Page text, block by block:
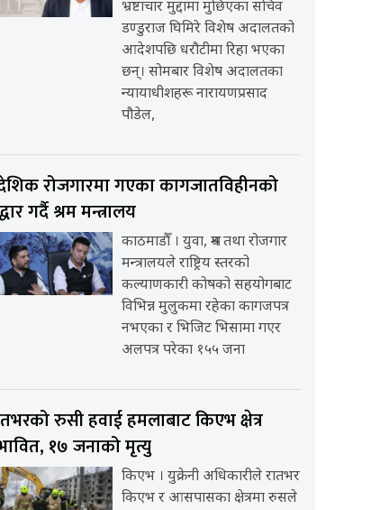
भ्रष्टाचार मुद्दामा मुछिएका सचिव
डण्डुराज घिमिरे विशेष अदालतको
आदेशपछि धरौटीमा रिहा भएका
छन्। सोमबार विशेष अदालतका
न्यायाधीशहरू नारायणप्रसाद
पौडेल,
रोजगारमा गएका कागजातविहीनको
गर्दै श्रम मन्त्रालय
काठमाडौँ । युवा, श्रम तथा रोजगार
मन्त्रालयले राष्ट्रिय स्तरको
कल्याणकारी कोषको सहयोगबाट
विभिन्न मुलुकमा रहेका कागजपत्र
नभएका र भिजिट भिसामा गएर
अलपत्र परेका १५५ जना
रुसी हवाई हमलाबाट किएभ क्षेत्र
१७ जनाको मृत्यु
किएभ । युक्रेनी अधिकारीले रातभर
किएभ र आसपासका क्षेत्रमा रुसले